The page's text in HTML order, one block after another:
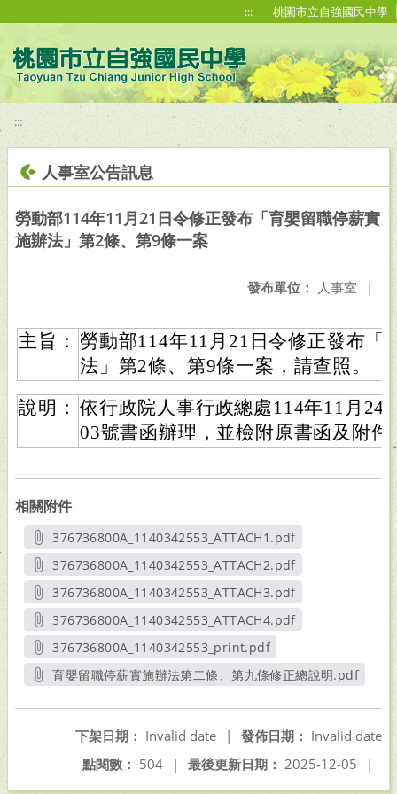
::: 桃園市立自強國民中學
:::
人事室公告訊息
勞動部114年11月21日令修正發布「育嬰留職停薪實
施辦法」第2條、第9條一案
發布單位： 人事室 |
主旨： 勞動部114年11月21日令修正發布「
法」第2條、第9條一案，請查照。
說明： 依行政院人事行政總處114年11月24
03號書函辦理，並檢附原書函及附件
相關附件
376736800A_1140342553_ATTACH1.pdf
另開新視窗
376736800A_1140342553_ATTACH2.pdf
另開新視窗
376736800A_1140342553_ATTACH3.pdf
另開新視窗
376736800A_1140342553_ATTACH4.pdf
另開新視窗
376736800A_1140342553_print.pdf
另開新視窗
育嬰留職停薪實施辦法第二條、第九條修正總說明.pdf
發佈日期： Invalid date
下架日期： Invalid date
|
最後更新日期： 2025-12-05 |
點閱數： 504 |